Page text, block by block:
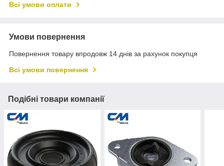
Всі умови оплати
Умови повернення
Повернення товару впродовж 14 днів за рахунок покупця
Всі умови повернення
Подібні товари компанії